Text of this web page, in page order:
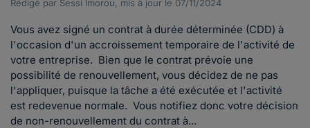
Rédigé par Sessi Imorou, mis à jour le 07/11/2024
Vous avez signé un contrat à durée déterminée (CDD) à
l'occasion d'un accroissement temporaire de l'activité de
votre entreprise. Bien que le contrat prévoie une
possibilité de renouvellement, vous décidez de ne pas
l'appliquer, puisque la tâche a été exécutée et l'activité
est redevenue normale. Vous notifiez donc votre décision
de non-renouvellement du contrat à...